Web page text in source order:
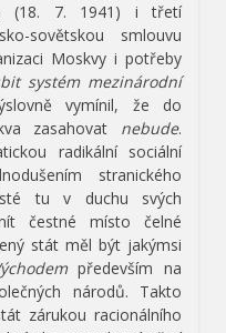
(18. 7. 1941) i třetí
sovětskou smlouvu
Moskvy i potřeby
systém mezinárodní
vymínil, že do
zasahovat nebude.
radikální sociální
stranického
tu v duchu svých
čestné místo čelné
stát měl být jakýmsi
především na
národů. Takto
zárukou racionálního